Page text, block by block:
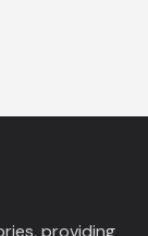
providing